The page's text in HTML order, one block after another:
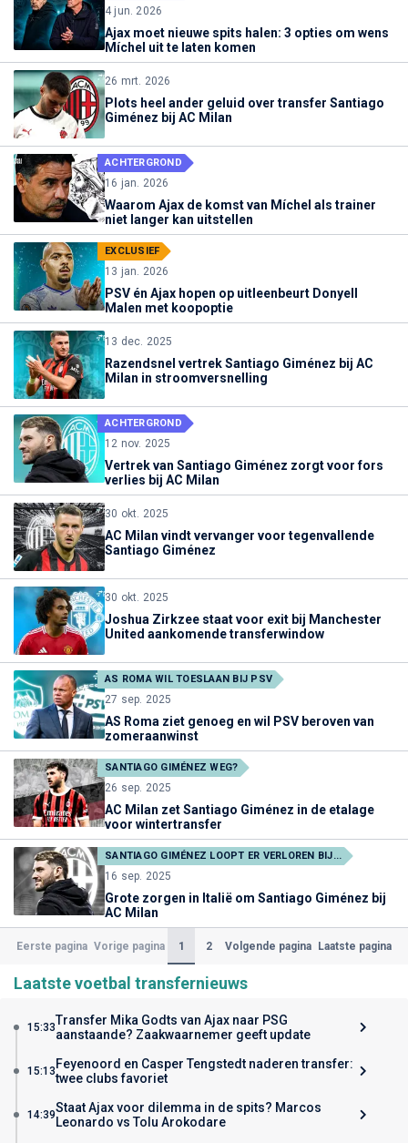
4 jun. 2026
Ajax moet nieuwe spits halen: 3 opties om wens
Míchel uit te laten komen
26 mrt. 2026
Plots heel ander geluid over transfer Santiago
Giménez bij AC Milan
ACHTERGROND
16 jan. 2026
Waarom Ajax de komst van Míchel als trainer
niet langer kan uitstellen
EXCLUSIEF
13 jan. 2026
PSV én Ajax hopen op uitleenbeurt Donyell
Malen met koopoptie
13 dec. 2025
Razendsnel vertrek Santiago Giménez bij AC
Milan in stroomversnelling
ACHTERGROND
12 nov. 2025
Vertrek van Santiago Giménez zorgt voor fors
verlies bij AC Milan
30 okt. 2025
AC Milan vindt vervanger voor tegenvallende
Santiago Giménez
30 okt. 2025
Joshua Zirkzee staat voor exit bij Manchester
United aankomende transferwindow
AS ROMA WIL TOESLAAN BIJ PSV
27 sep. 2025
AS Roma ziet genoeg en wil PSV beroven van
zomeraanwinst
SANTIAGO GIMÉNEZ WEG?
26 sep. 2025
AC Milan zet Santiago Giménez in de etalage
voor wintertransfer
SANTIAGO GIMÉNEZ LOOPT ER VERLOREN BIJ...
16 sep. 2025
Grote zorgen in Italië om Santiago Giménez bij
AC Milan
Eerste pagina Vorige pagina 1 (Huidige)
2 Volgende pagina Laatste pagina
Laatste voetbal transfernieuws
15:33Transfer Mika Godts van Ajax naar PSG
aanstaande? Zaakwaarnemer geeft update
15:13 Feyenoord en Casper Tengstedt naderen transfer:
twee clubs favoriet
14:39Staat Ajax voor dilemma in de spits? Marcos
Leonardo vs Tolu Arokodare